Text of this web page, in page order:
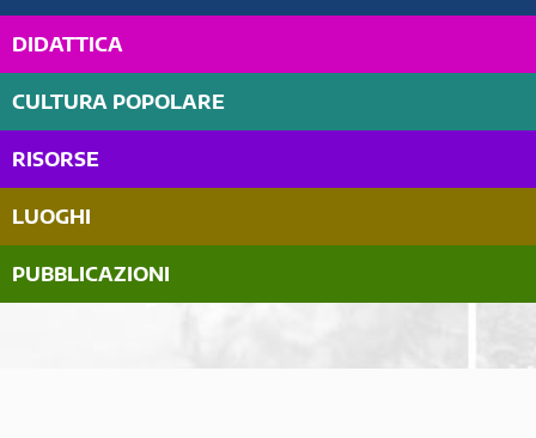
DIDATTICA
CULTURA POPOLARE
RISORSE
LUOGHI
PUBBLICAZIONI